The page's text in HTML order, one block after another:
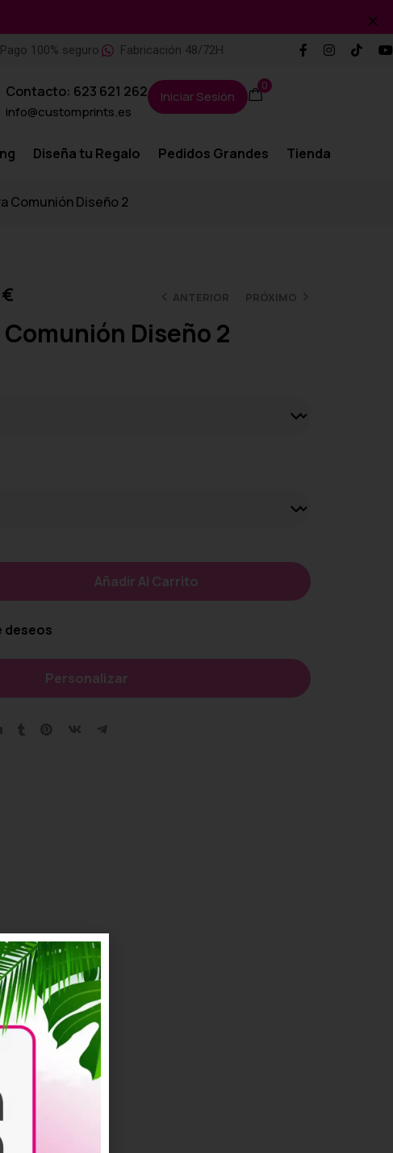
Pago 100% seguro Fabricación 48/72H
Contacto: 623 621 262
info@customprints.es
Iniciar Sesión
0
Diseña tu Regalo Pedidos Grandes Tienda
Comunión Diseño 2
ANTERIOR PRÓXIMO
€
Comunión Diseño 2
Añadir Al Carrito
deseos
Personalizar